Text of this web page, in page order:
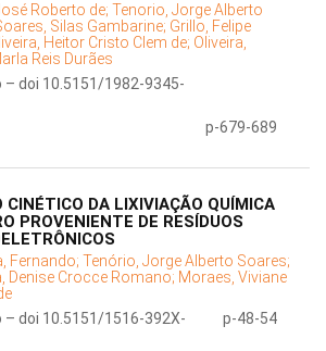
Roberto de; Tenorio, Jorge Alberto
Silas Gambarine; Grillo, Felipe
Heitor Cristo Clem de; Oliveira,
Reis Durães
doi 10.5151/1982-9345-
p-679-689
CINÉTICO DA LIXIVIAÇÃO QUÍMICA
PROVENIENTE DE RESÍDUOS
Fernando; Tenório, Jorge Alberto Soares;
Denise Crocce Romano; Moraes, Viviane
doi 10.5151/1516-392X-
p-48-54